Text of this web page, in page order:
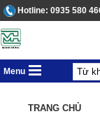
Hotline: 0935 580
Menu
TRANG CHỦ